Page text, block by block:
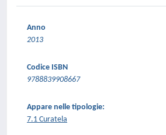
Anno
2013
Codice ISBN
9788839908667
Appare nelle tipologie:
7.1 Curatela